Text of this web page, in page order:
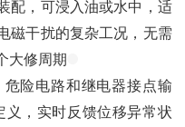
配，可浸入油或水中，适
磁干扰的复杂工况，无需
大修周期
险电路和继电器接点输
义，实时反馈位移异常状